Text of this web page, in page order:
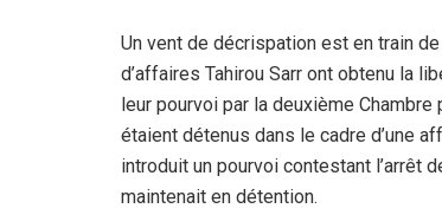
Un vent de décrispation est en train
d’affaires Tahirou Sarr ont obtenu la
leur pourvoi par la deuxième Chambre
étaient détenus dans le cadre d’une
introduit un pourvoi contestant l’arrêt
maintenait en détention.